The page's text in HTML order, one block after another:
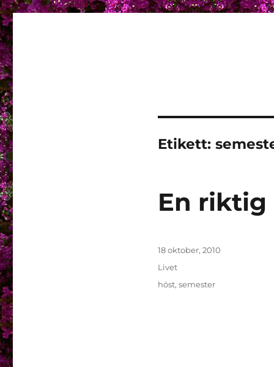
Etikett:
En riktig
Publicerat
den
18 oktober, 2010
Kategorier
Livet
Etiketter
höst, semester